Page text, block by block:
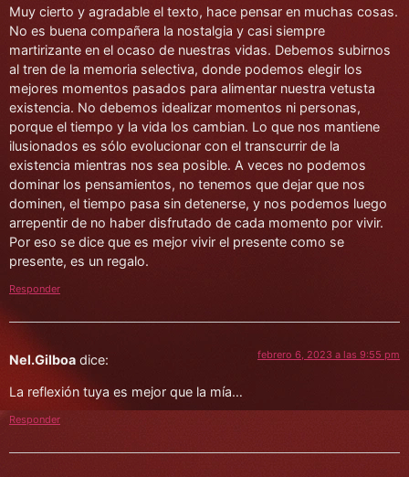
Muy cierto y agradable el texto, hace pensar en muchas cosas.
No es buena compañera la nostalgia y casi siempre
martirizante en el ocaso de nuestras vidas. Debemos subirnos
al tren de la memoria selectiva, donde podemos elegir los
mejores momentos pasados para alimentar nuestra vetusta
existencia. No debemos idealizar momentos ni personas,
porque el tiempo y la vida los cambian. Lo que nos mantiene
ilusionados es sólo evolucionar con el transcurrir de la
existencia mientras nos sea posible. A veces no podemos
dominar los pensamientos, no tenemos que dejar que nos
dominen, el tiempo pasa sin detenerse, y nos podemos luego
arrepentir de no haber disfrutado de cada momento por vivir.
Por eso se dice que es mejor vivir el presente como se
presente, es un regalo.
Responder
Nel.Gilboa dice: febrero 6, 2023 a las 9:55 pm
La reflexión tuya es mejor que la mía…
Responder